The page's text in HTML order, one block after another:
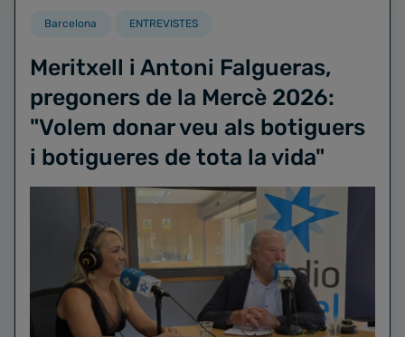
Barcelona ENTREVISTES
Meritxell i Antoni Falgueras,
pregoners de la Mercè 2026:
"Volem donar veu als botiguers
i botigueres de tota la vida"